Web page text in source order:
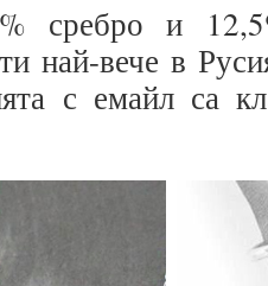
сребро и
най-вече в
с емайл са